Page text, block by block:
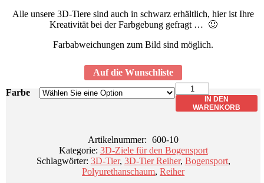
Alle unsere 3D-Tiere sind auch in schwarz erhältlich, hier ist Ihre
Kreativität bei der Farbgebung gefragt … 🙂
Farbabweichungen zum Bild sind möglich.
Lieferzeit: ca. 5 Werktage
Farbe
Reiher
"PIT"
Menge
IN DEN
WARENKORB
Auf die Wunschliste
Artikelnummer: 600-10
Kategorie: 3D-Ziele für den Bogensport
Schlagwörter: 3D-Tier, 3D-Tier Reiher, Bogensport,
Polyurethanschaum,Reiher